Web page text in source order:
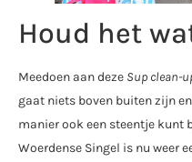
Houd het
Meedoen aan deze Sup clean-
gaat niets boven buiten zijn
manier ook een steentje kunt
Woerdense Singel is nu weer